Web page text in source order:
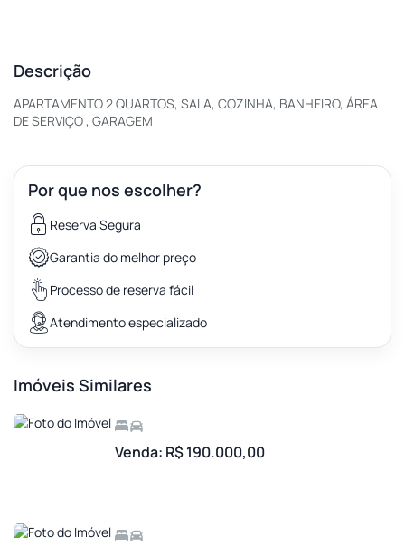
Descrição
APARTAMENTO 2 QUARTOS, SALA, COZINHA, BANHEIRO, ÁREA
DE SERVIÇO , GARAGEM
Por que nos escolher?
Reserva Segura
Garantia do melhor preço
Processo de reserva fácil
Atendimento especializado
Imóveis Similares
Venda: R$ 190.000,00